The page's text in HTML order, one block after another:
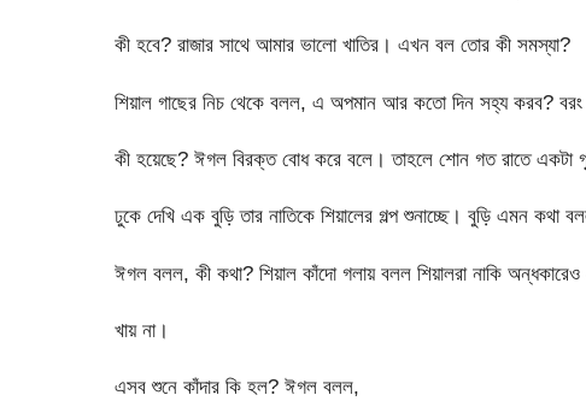
কী হবে? রাজার সাথে আমার ভালো খাতির। এখন বল তোর কী সমস্যা?
শিয়াল গাছের নিচ থেকে বলল, এ অপমান আর কতো দিন সহ্য করব?
কী হয়েছে? ঈগল বিরক্ত বোধ করে বলে। তাহলে শোন গত রাতে একটা
ঢুকে দেখি এক বুড়ি তার নাতিকে শিয়ালের গল্প শুনাচ্ছে। বুড়ি এমন কথা
ঈগল বলল, কী কথা? শিয়াল কাঁদো গলায় বলল শিয়ালরা নাকি
খায় না।
এসব শুনে কাঁদার কি হল? ঈগল বলল,